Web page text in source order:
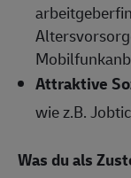
Attraktive
wie z.B.
Was du als